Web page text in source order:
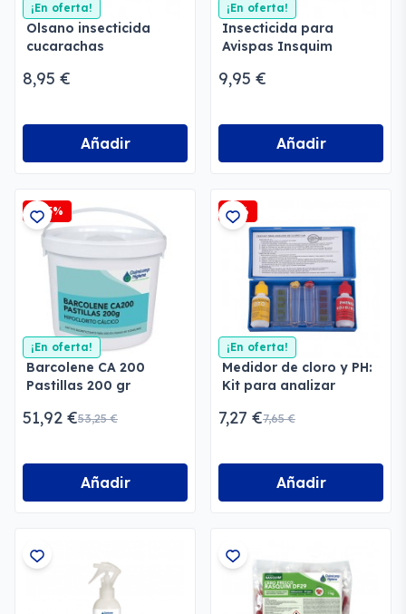
¡En oferta!
Olsano insecticida
cucarachas
8,95 €
Añadir
¡En oferta!
Insecticida para
Avispas Insquim
9,95 €
Añadir
-2,5%
¡En oferta!
Barcolene CA 200
Pastillas 200 gr
51,92 €53,25 €
Añadir
-5%
¡En oferta!
Medidor de cloro y PH:
Kit para analizar
7,27 €7,65 €
Añadir